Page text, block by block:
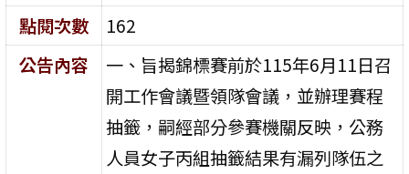
點閱次數
162
公告內容
一、旨揭錦標賽前於115年6月11日召
開工作會議暨領隊會議，並辦理賽程
抽籤，嗣經部分參賽機關反映，公務
人員女子丙組抽籤結果有漏列隊伍之